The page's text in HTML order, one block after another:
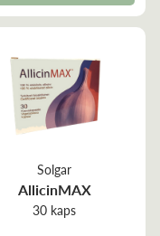
Solgar
AllicinMAX
30 kaps